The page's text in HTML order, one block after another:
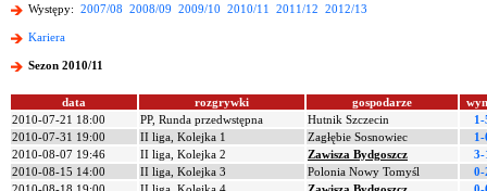
Występy: 2007/08 2008/09 2009/10 2010/11 2011/12 2012/13
Kariera
Sezon 2010/11
data rozgrywki gospodarze
2010-07-21 18:00
PP, Runda przedwstępna Hutnik Szczecin
1-
2010-07-31 19:00
II liga, Kolejka 1 Zagłębie Sosnowiec
1-
2010-08-07 19:46
II liga, Kolejka 2 Zawisza Bydgoszcz
3-
2010-08-15 14:00
II liga, Kolejka 3 Polonia Nowy Tomyśl
0-